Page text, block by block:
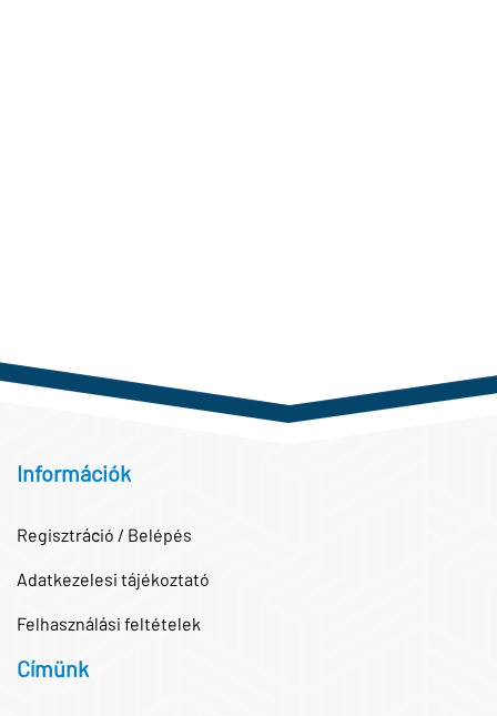
Információk
Regisztráció / Belépés
Adatkezelesi tájékoztató
Felhasználási feltételek
Címünk